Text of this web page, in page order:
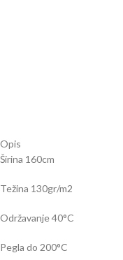
Opis
Širina 160cm
Težina 130gr/m2
Održavanje 40°C
Pegla do 200°C